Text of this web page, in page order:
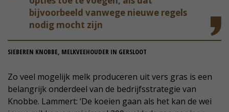
bijvoorbeeld vanwege nieuwe regels
nodig mocht zijn
SIEBEREN KNOBBE, MELKVEEHOUDER IN GERSLOOT
Zo veel mogelijk melk produceren uit vers gras is een
belangrijk onderdeel van de bedrijfsstrategie van
Knobbe. Lammert: ‘De koeien gaan als het kan de wei